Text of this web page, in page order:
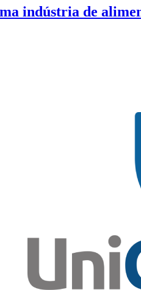
indústria de